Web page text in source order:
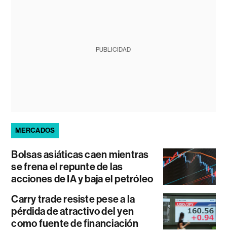
PUBLICIDAD
MERCADOS
Bolsas asiáticas caen mientras
se frena el repunte de las
acciones de IA y baja el petróleo
Carry trade resiste pese a la
pérdida de atractivo del yen
como fuente de financiación